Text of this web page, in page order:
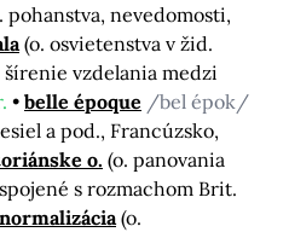
nevedomosti,
(o. osvietenstva v žid.
šírenie vzdelania medzi
belle époque /bel épok/
a pod., Francúzsko,
o. (o. panovania
s rozmachom Brit.
normalizácia (o.